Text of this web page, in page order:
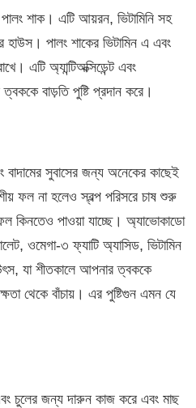
শাক। এটি আয়রন, ভিটামিনি সহ
হাউস। পালং শাকের ভিটামিন এ এবং
এটি অ্যান্টিঅক্সিডেন্ট এবং
বাড়তি পুষ্টি প্রদান করে।
বাদামের সুবাসের জন্য অনেকের কাছেই
ফল না হলেও স্বল্প পরিসরে চাষ শুরু
কিনতেও পাওয়া যাচ্ছে। অ্যাভোকাডো
ওমেগা-৩ ফ্যাটি অ্যাসিড, ভিটামিন
যা শীতকালে আপনার ত্বককে
থেকে বাঁচায়। এর পুষ্টিগুন এমন যে
চুলের জন্য দারুন কাজ করে এবং মাছ